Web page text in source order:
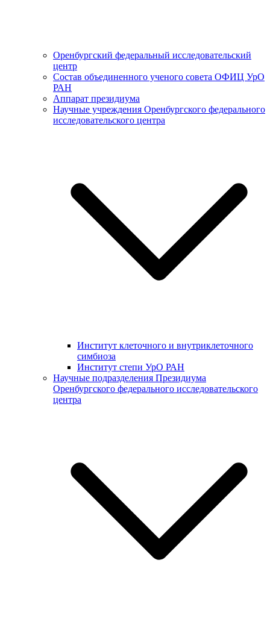
Оренбургский федеральный исследовательский
центр
Состав объединенного ученого совета ОФИЦ УрО
РАН
Аппарат президиума
Научные учреждения Оренбургского федерального
исследовательского центра
Институт клеточного и внутриклеточного
симбиоза
Институт степи УрО РАН
Научные подразделения Президиума
Оренбургского федерального исследовательского
центра